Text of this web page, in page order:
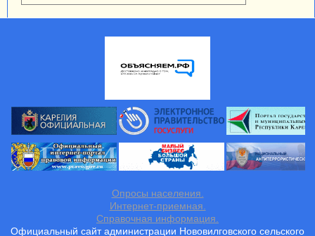
Опросы населения.
Интернет-приемная.
Справочная информация.
Официальный сайт администрации Нововилговского сельского